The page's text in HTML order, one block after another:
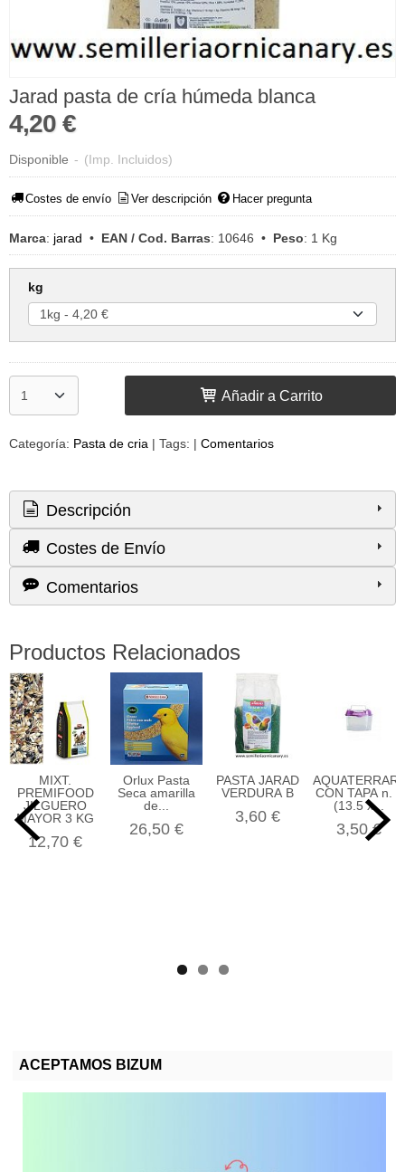
ACEPTAMOS BIZUM
Jarad pasta de cría húmeda blanca
4,20 €
Disponible - (Imp. Incluidos)
Costes de envío Ver descripción Hacer pregunta
Marca: jarad • EAN / Cod. Barras: 10646 • Peso: 1 Kg
kg
Añadir a Carrito
Categoría: Pasta de cria | Tags: | Comentarios
Descripción
Costes de Envío
Comentarios
Productos Relacionados
MIXT.
PREMIFOOD
JILGUERO
MAYOR 3 KG
12,70 €
Orlux Pasta
Seca amarilla
de...
26,50 €
PASTA JARAD
VERDURA B
3,60 €
CON TAPA n. 1
(13.5 x...
3,50 €